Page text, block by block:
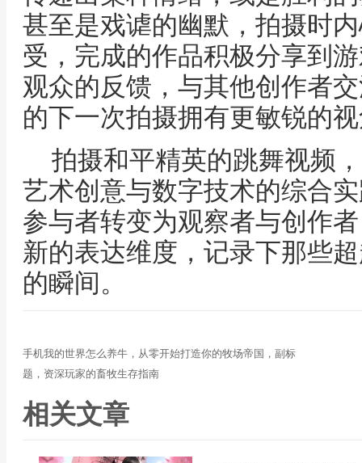
甚至是戏谑的幽默，拍摄时
受，完成的作品积极分享到
观众的反馈，与其他创作者
的下一次拍摄拥有更敏锐的
拍摄和平精英的跳舞视频
艺术创意与数字技术的综合
参与者转变为观察者与创作
新的表达维度，记录下那些
的瞬间。
手机我的世界怎么养牛，从零开始打造你的牧场帝国，副标
题，资深玩家的畜牧生存指南
相关文章